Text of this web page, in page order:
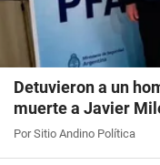
Detuvieron a un
muerte a Javier
Por Sitio Andino Política